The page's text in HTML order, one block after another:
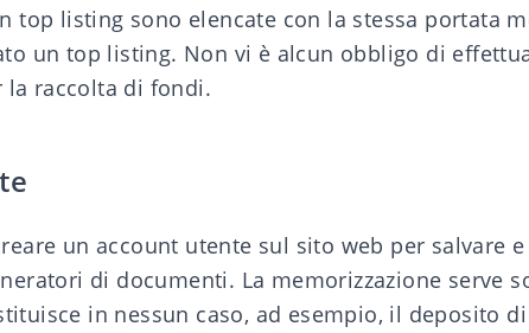
top listing sono elencate con la stessa portata
un top listing. Non vi è alcun obbligo di
la raccolta di fondi.
un account utente sul sito web per salvare
di documenti. La memorizzazione serve
in nessun caso, ad esempio, il deposito